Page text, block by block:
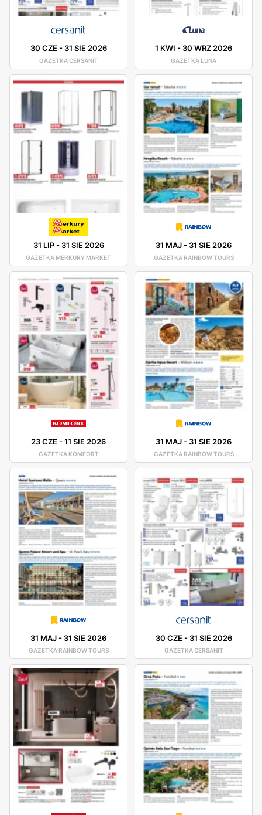
30 CZE- 31 SIE 2026
GAZETKA CERSANIT
1 KWI - 30 WRZ 2026
GAZETKA LUNA
31 LIP- 31 SIE 2026
GAZETKA MERKURY MARKET
31 MAJ- 31 SIE 2026
GAZETKA RAINBOW TOURS
23 CZE -11 SIE 2026
GAZETKA KOMFORT
31 MAJ- 31 SIE 2026
GAZETKA RAINBOW TOURS
31 MAJ- 31 SIE 2026
GAZETKA RAINBOW TOURS
30 CZE- 31 SIE 2026
GAZETKA CERSANIT